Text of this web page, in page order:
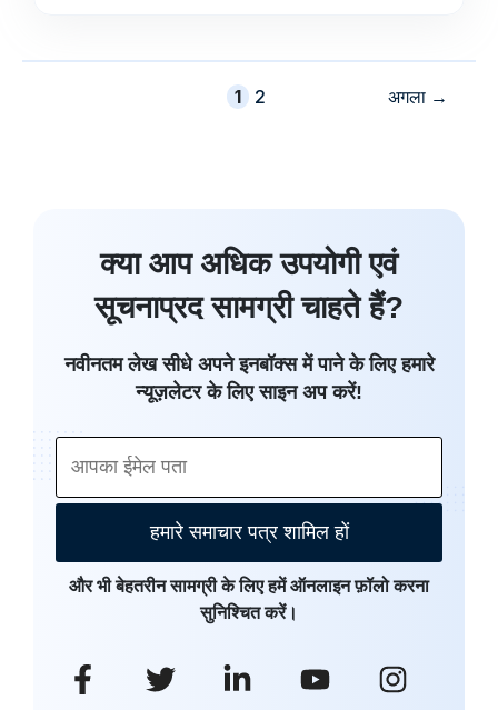
पृष्ठ
1 पृष्ठ
2 अगला →
क्या आप अधिक उपयोगी एवं
सूचनाप्रद सामग्री चाहते हैं?
नवीनतम लेख सीधे अपने इनबॉक्स में पाने के लिए हमारे
न्यूज़लेटर के लिए साइन अप करें!
हमारे समाचार पत्र शामिल हों
और भी बेहतरीन सामग्री के लिए हमें ऑनलाइन फ़ॉलो करना
सुनिश्चित करें।